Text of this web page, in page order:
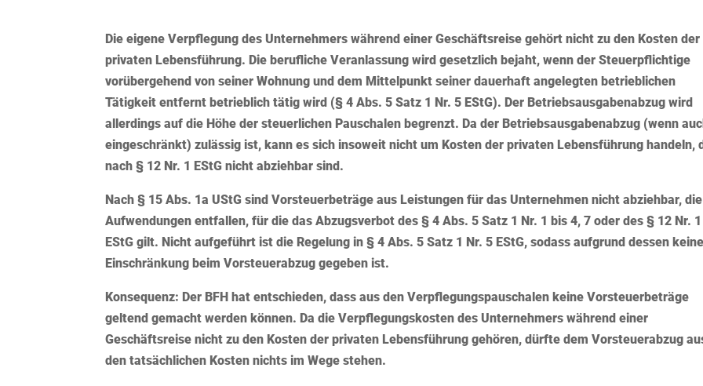
Die eigene Verpflegung des Unternehmers während einer Geschäftsreise gehört nicht zu den Kosten der
privaten Lebensführung. Die berufliche Veranlassung wird gesetzlich bejaht, wenn der Steuerpflichtige
vorübergehend von seiner Wohnung und dem Mittelpunkt seiner dauerhaft angelegten betrieblichen
Tätigkeit entfernt betrieblich tätig wird (§ 4 Abs. 5 Satz 1 Nr. 5 EStG). Der Betriebsausgabenabzug wird
allerdings auf die Höhe der steuerlichen Pauschalen begrenzt. Da der Betriebsausgabenabzug (wenn
eingeschränkt) zulässig ist, kann es sich insoweit nicht um Kosten der privaten Lebensführung handeln,
nach § 12 Nr. 1 EStG nicht abziehbar sind.
Nach § 15 Abs. 1a UStG sind Vorsteuerbeträge aus Leistungen für das Unternehmen nicht abziehbar,
Aufwendungen entfallen, für die das Abzugsverbot des § 4 Abs. 5 Satz 1 Nr. 1 bis 4, 7 oder des § 12 Nr. 1
EStG gilt. Nicht aufgeführt ist die Regelung in § 4 Abs. 5 Satz 1 Nr. 5 EStG, sodass aufgrund dessen
Einschränkung beim Vorsteuerabzug gegeben ist.
Konsequenz: Der BFH hat entschieden, dass aus den Verpflegungspauschalen keine Vorsteuerbeträge
geltend gemacht werden können. Da die Verpflegungskosten des Unternehmers während einer
Geschäftsreise nicht zu den Kosten der privaten Lebensführung gehören, dürfte dem Vorsteuerabzug
den tatsächlichen Kosten nichts im Wege stehen.